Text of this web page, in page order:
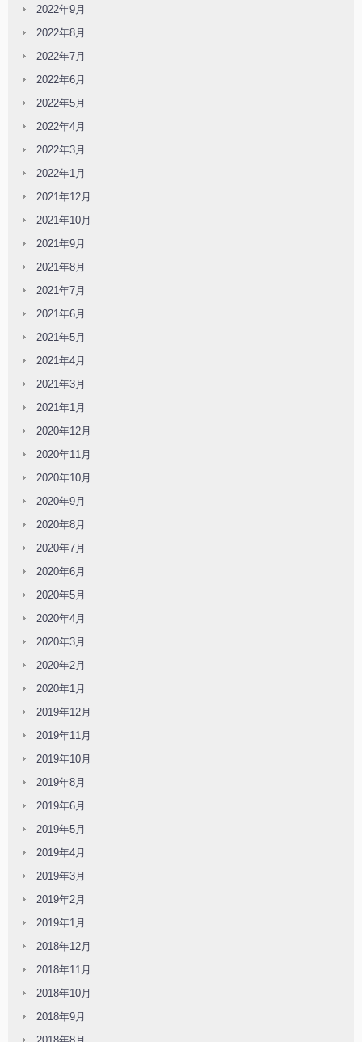
2022年9月
2022年8月
2022年7月
2022年6月
2022年5月
2022年4月
2022年3月
2022年1月
2021年12月
2021年10月
2021年9月
2021年8月
2021年7月
2021年6月
2021年5月
2021年4月
2021年3月
2021年1月
2020年12月
2020年11月
2020年10月
2020年9月
2020年8月
2020年7月
2020年6月
2020年5月
2020年4月
2020年3月
2020年2月
2020年1月
2019年12月
2019年11月
2019年10月
2019年8月
2019年6月
2019年5月
2019年4月
2019年3月
2019年2月
2019年1月
2018年12月
2018年11月
2018年10月
2018年9月